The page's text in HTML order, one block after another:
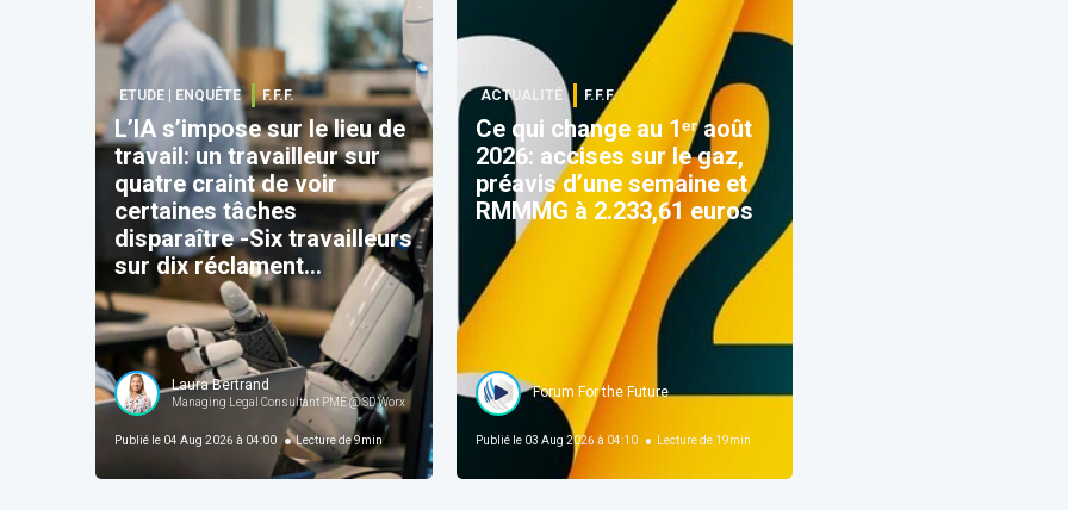
ETUDE | ENQUÊTE F.F.F.
L’IA s’impose sur le lieu de
travail: un travailleur sur
quatre craint de voir
certaines tâches
disparaître -Six travailleurs
sur dix réclament
davantage de
transparence
Laura Bertrand
Managing Legal Consultant PME @ SD Worx
SD Worx
Publié le 04 Aug 2026 à 04:00 Lecture de9min
ACTUALITÉ F.F.F.
Ce qui change au 1ᵉʳ août
2026: accises sur le gaz,
préavis d’une semaine et
RMMMG à 2.233,61 euros
Forum For the Future
Publié le03 Aug 2026 à 04:10 Lecture de 19min